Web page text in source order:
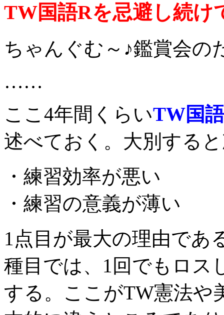
TW国語Rを忌避し続け
ちゃんぐむ～♪鑑賞会の
……
ここ4年間くらいTW国
述べておく。大別する
・練習効率が悪い
・練習の意義が薄い
1点目が最大の理由であ
種目では、1回でもロス
する。ここがTW憲法や